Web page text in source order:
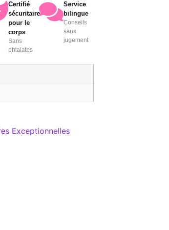
Certifié
sécuritaire
pour le
corps
Sans
phtalates
Service
bilingue
Conseils
sans
jugement
Exceptionnelles